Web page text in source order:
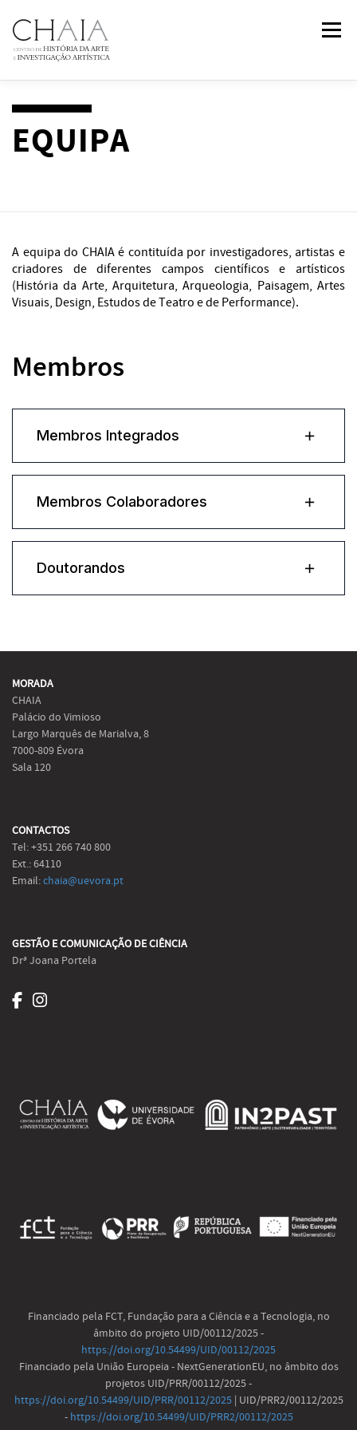
para
conteúdo
Menu
CONTACTOS
EQUIPA
A equipa do CHAIA é contituída por investigadores, artistas e
criadores de diferentes campos científicos e artísticos
(História da Arte, Arquitetura, Arqueologia, Paisagem, Artes
Visuais, Design, Estudos de Teatro e de Performance).
Membros
Membros Integrados
Membros Colaboradores
Doutorandos
MORADA
CHAIA
Palácio do Vimioso
Largo Marquês de Marialva, 8
7000-809 Évora
Sala 120
CONTACTOS
Tel: +351 266 740 800
Ext.: 64110
Email:chaia@uevora.pt
GESTÃO E COMUNICAÇÃO DE CIÊNCIA
Drª Joana Portela
Financiado pela FCT, Fundação para a Ciência e a Tecnologia, no
âmbito do projeto UID/00112/2025 -
https://doi.org/10.54499/UID/00112/2025
Financiado pela União Europeia - NextGenerationEU, no âmbito dos
projetos UID/PRR/00112/2025 -
https://doi.org/10.54499/UID/PRR/00112/2025| UID/PRR2/00112/2025
- https://doi.org/10.54499/UID/PRR2/00112/2025